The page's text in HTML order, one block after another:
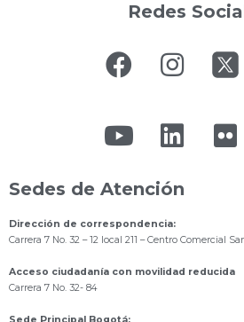
Redes
Sedes de Atención
Dirección de correspondencia:
Carrera 7 No. 32 – 12 local 211 – Centro Comercial
Acceso ciudadanía con movilidad reducida
Carrera 7 No. 32- 84